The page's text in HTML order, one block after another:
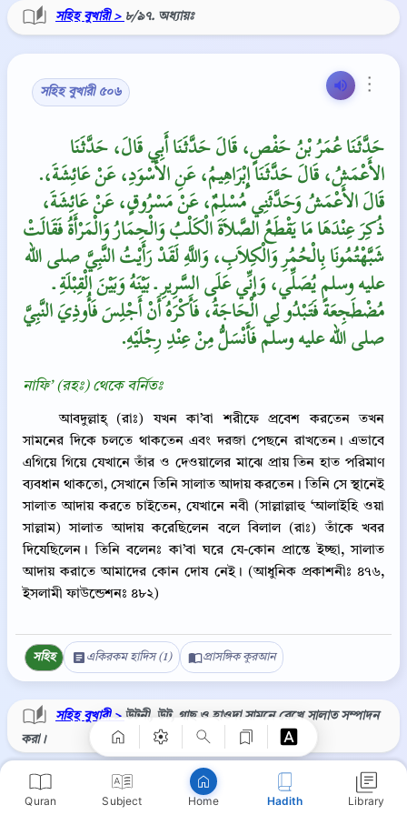
Quran Subject Home Hadith Library
সহিহ বুখারী > ৮/৯৭. অধ্যায়ঃ
⋮
সহিহ বুখারী ৫০৬
حَدَّثَنَا عُمَرُ بْنُ حَفْصٍ، قَالَ حَدَّثَنَا أَبِي قَالَ، حَدَّثَنَا
الأَعْمَشُ، قَالَ حَدَّثَنَا إِبْرَاهِيمُ، عَنِ الأَسْوَدِ، عَنْ عَائِشَةَ،‏.‏
قَالَ الأَعْمَشُ وَحَدَّثَنِي مُسْلِمٌ، عَنْ مَسْرُوقٍ، عَنْ عَائِشَةَ،
ذُكِرَ عِنْدَهَا مَا يَقْطَعُ الصَّلاَةَ الْكَلْبُ وَالْحِمَارُ وَالْمَرْأَةُ فَقَالَتْ
شَبَّهْتُمُونَا بِالْحُمُرِ وَالْكِلاَبِ، وَاللَّهِ لَقَدْ رَأَيْتُ النَّبِيَّ صلى الله
عليه وسلم يُصَلِّي، وَإِنِّي عَلَى السَّرِيرِ ـ بَيْنَهُ وَبَيْنَ الْقِبْلَةِ ـ
مُضْطَجِعَةً فَتَبْدُو لِي الْحَاجَةُ، فَأَكْرَهُ أَنْ أَجْلِسَ فَأُوذِيَ النَّبِيَّ
صلى الله عليه وسلم فَأَنْسَلُّ مِنْ عِنْدِ رِجْلَيْهِ‏.‏
নাফি’ (রহঃ) থেকে বর্নিতঃ
আবদুল্লাহ্‌ (রাঃ) যখন কা’বা শরীফে প্রবেশ করতেন তখন
সামনের দিকে চলতে থাকতেন এবং দরজা পেছনে রাখতেন। এভাবে
এগিয়ে গিয়ে যেখানে তাঁর ও দেওয়ালের মাঝে প্রায় তিন হাত পরিমাণ
ব্যবধান থাকতো, সেখানে তিনি সালাত আদায় করতেন। তিনি সে স্থানেই
সালাত আদায় করতে চাইতেন, যেখানে নবী (সাল্লাল্লাহু ‘আলাইহি ওয়া
সাল্লাম) সালাত আদায় করেছিলেন বলে বিলাল (রাঃ) তাঁকে খবর
দিযেছিলেন। তিনি বলেনঃ কা’বা ঘরে যে-কোন প্রান্তে ইচ্ছা, সালাত
আদায় করাতে আমাদের কোন দোষ নেই। (আধুনিক প্রকাশনীঃ ৪৭৬,
ইসলামী ফাউন্ডেশনঃ ৪৮২)
সহিহ একিরকম হাদিস (1) প্রাসঙ্গিক কুরআন
সহিহ বুখারী > উটনী, উট, গাছ ও হাওদা সামনে রেখে সালাত সম্পাদন
করা।
⋮
Copy